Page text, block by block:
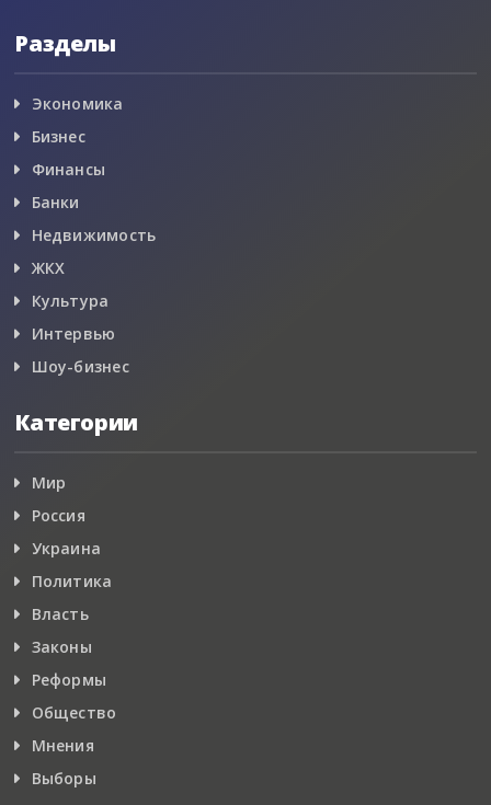
Разделы
Экономика
Бизнес
Финансы
Банки
Недвижимость
ЖКХ
Культура
Интервью
Шоу-бизнес
Категории
Мир
Россия
Украина
Политика
Власть
Законы
Реформы
Общество
Мнения
Выборы